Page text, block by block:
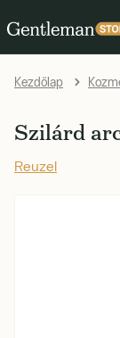
Kezdőlap
Szilárd
Reuzel